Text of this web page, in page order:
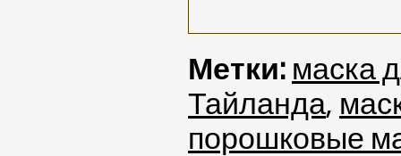
Метки: маска
Тайланда,
порошковые